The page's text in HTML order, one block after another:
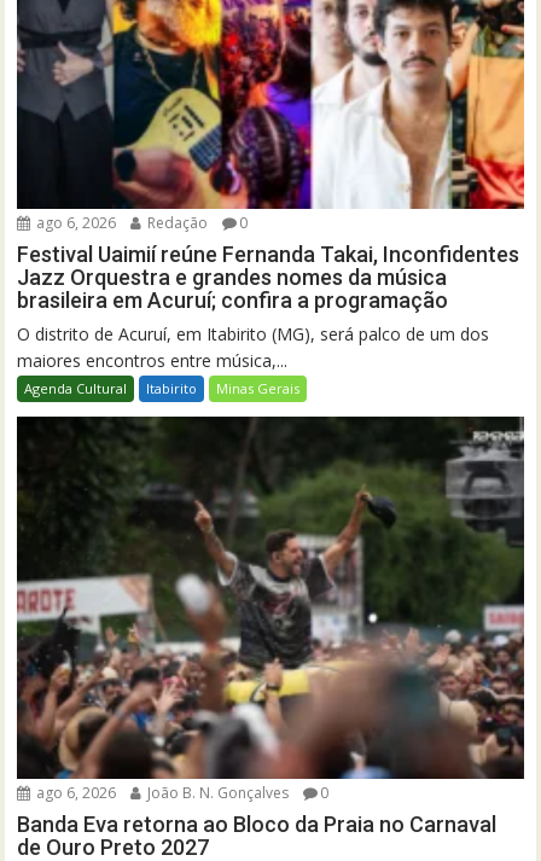
ago 6, 2026 Redação 0
Festival Uaimií reúne Fernanda Takai, Inconfidentes
Jazz Orquestra e grandes nomes da música
brasileira em Acuruí; confira a programação
O distrito de Acuruí, em Itabirito (MG), será palco de um dos
maiores encontros entre música,...
Agenda Cultural Itabirito Minas Gerais
ago 6, 2026 João B. N. Gonçalves 0
Banda Eva retorna ao Bloco da Praia no Carnaval
de Ouro Preto 2027